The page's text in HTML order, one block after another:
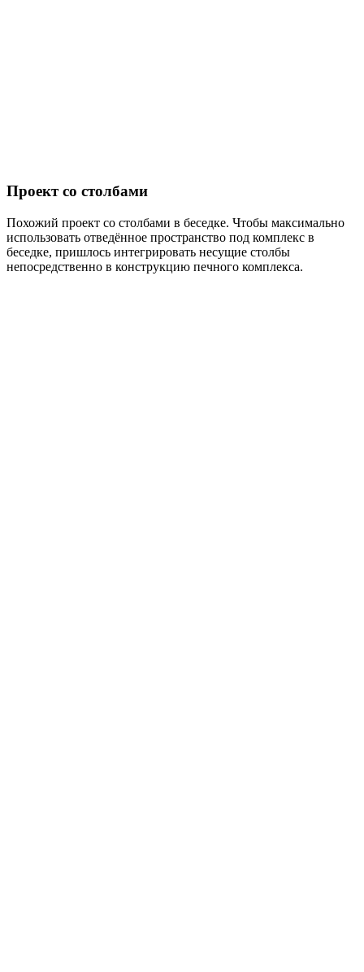
Проект со столбами
Похожий проект со столбами в беседке. Чтобы максимально
использовать отведённое пространство под комплекс в
беседке, пришлось интегрировать несущие столбы
непосредственно в конструкцию печного комплекса.